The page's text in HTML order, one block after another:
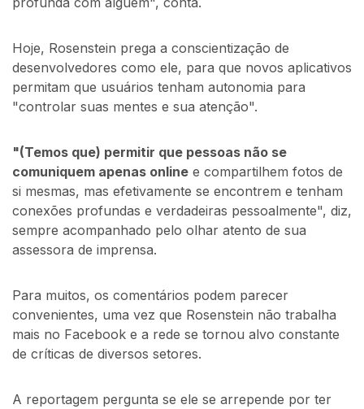
Hoje, Rosenstein prega a conscientização de
desenvolvedores como ele, para que novos aplicativos
permitam que usuários tenham autonomia para
"controlar suas mentes e sua atenção".
"(Temos que) permitir que pessoas não se
comuniquem apenas online e compartilhem fotos de
si mesmas, mas efetivamente se encontrem e tenham
conexões profundas e verdadeiras pessoalmente", diz,
sempre acompanhado pelo olhar atento de sua
assessora de imprensa.
Para muitos, os comentários podem parecer
convenientes, uma vez que Rosenstein não trabalha
mais no Facebook e a rede se tornou alvo constante
de críticas de diversos setores.
A reportagem pergunta se ele se arrepende por ter